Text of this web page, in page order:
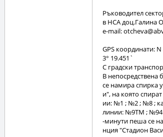
Ръководител
в НСА доц.Галина
e-mail:
GPS координати:
3° 19.451`
С градски
В непосредствена
се намира спирка
и", на която
ии: №1 ; №2 ; №8 ;
линии: №9ТМ ; №94
-минути пеша се
нция "Стадион